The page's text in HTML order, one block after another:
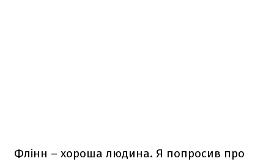
Флінн – хороша людина. Я попросив про